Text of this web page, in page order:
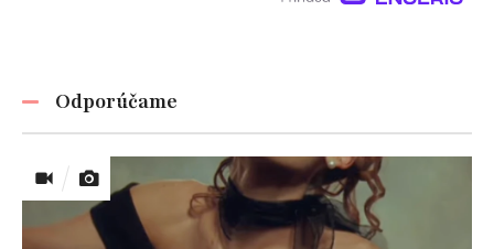
Odporúčame